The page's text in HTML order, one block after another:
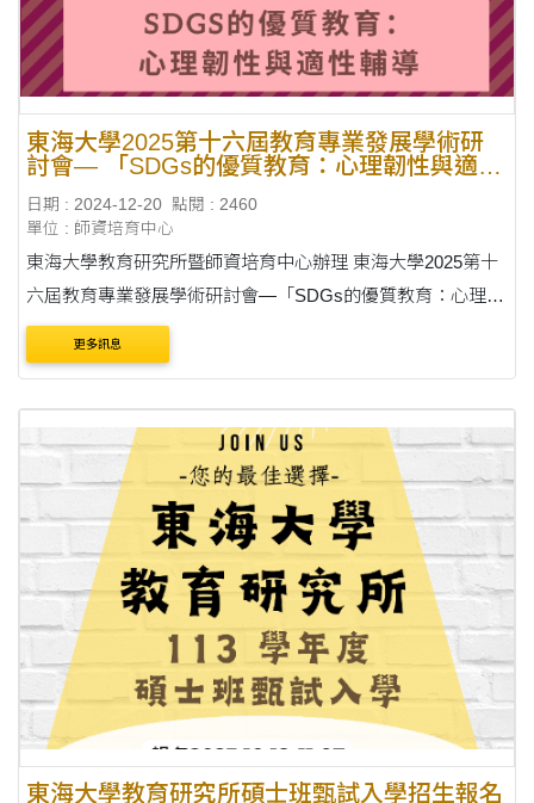
東海大學2025第十六屆教育專業發展學術研
討會— 「SDGs的優質教育：心理韌性與適性
日期 : 2024-12-20 點閱 : 2460
單位 : 師資培育中心
東海大學教育研究所暨師資培育中心辦理 東海大學2025第十
六屆教育專業發展學術研討會—「SDGs的優質教育：心理韌
性與適性輔導」 徵稿相關資料如附件，敬請踴躍賜稿。 說
明： 一、 論文摘要徵稿截止日期：1....
更多訊息
東海大學教育研究所碩士班甄試入學招生報名